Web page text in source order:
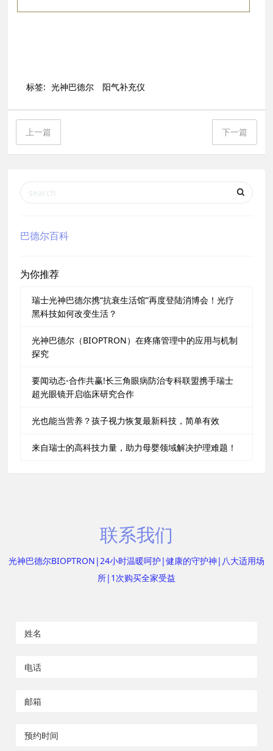
标签: 光神巴德尔 阳气补充仪
上一篇 下一篇
巴德尔百科
为你推荐
瑞士光神巴德尔携“抗衰生活馆”再度登陆消博会！光疗
黑科技如何改变生活？
光神巴德尔（BIOPTRON）在疼痛管理中的应用与机制
探究
要闻动态-合作共赢!长三角眼病防治专科联盟携手瑞士
超光眼镜开启临床研究合作
光也能当营养？孩子视力恢复最新科技，简单有效
来自瑞士的高科技力量，助力母婴领域解决护理难题！
联系我们
光神巴德尔BIOPTRON|24小时温暖呵护|健康的守护神|八大适用场
所|1次购买全家受益